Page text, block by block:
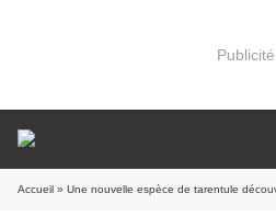
Publicité
Accueil » Une nouvelle espèce de tarentule